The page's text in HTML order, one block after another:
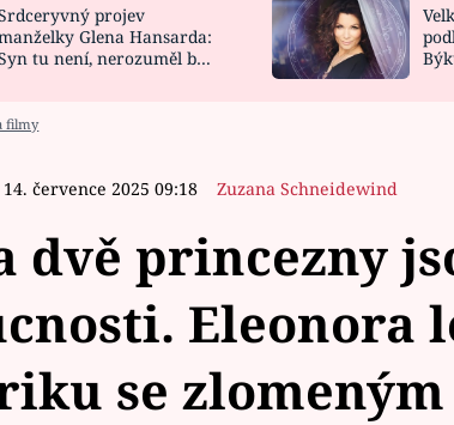
CELEBRITY
VAŘENÍ
NOVINKY
projev
Glena Hansarda:
tu není, nerozuměl by
filmy
14. července 2025 09:18 Zuzana Schneidewind
dvě princezny
Eleonora
se